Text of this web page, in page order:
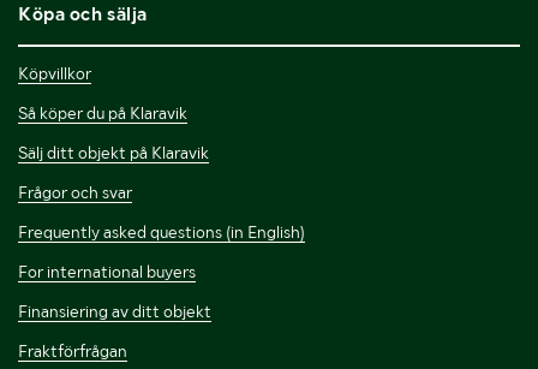
Köpa och sälja
Köpvillkor
Så köper du på Klaravik
Sälj ditt objekt på Klaravik
Frågor och svar
Frequently asked questions (in English)
For international buyers
Finansiering av ditt objekt
Fraktförfrågan